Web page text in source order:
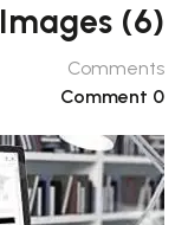
Images (6)
Comments
0 Comment